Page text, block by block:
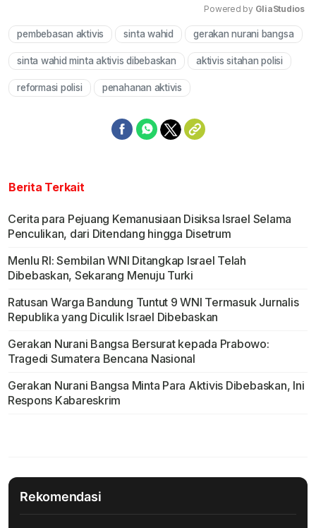
Mute
Powered by GliaStudios
pembebasan aktivis sinta wahid gerakan nurani bangsa
sinta wahid minta aktivis dibebaskan aktivis sitahan polisi
reformasi polisi penahanan aktivis
Berita Terkait
Cerita para Pejuang Kemanusiaan Disiksa Israel Selama
Penculikan, dari Ditendang hingga Disetrum
Menlu RI: Sembilan WNI Ditangkap Israel Telah
Dibebaskan, Sekarang Menuju Turki
Ratusan Warga Bandung Tuntut 9 WNI Termasuk Jurnalis
Republika yang Diculik Israel Dibebaskan
Gerakan Nurani Bangsa Bersurat kepada Prabowo:
Tragedi Sumatera Bencana Nasional
Gerakan Nurani Bangsa Minta Para Aktivis Dibebaskan, Ini
Respons Kabareskrim
Rekomendasi